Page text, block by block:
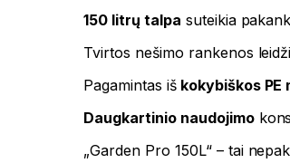
150 litrų talpa suteikia
Tvirtos nešimo rankenos
Pagamintas iškokybiškos PE
Daugkartinio naudojimo
„Garden Pro 150L“ – tai